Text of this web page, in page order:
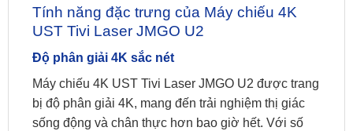
Tính năng đặc trưng của Máy chiếu 4K
UST Tivi Laser JMGO U2
Độ phân giải 4K sắc nét
Máy chiếu 4K UST Tivi Laser JMGO U2 được trang
bị độ phân giải 4K, mang đến trải nghiệm thị giác
sống động và chân thực hơn bao giờ hết. Với số